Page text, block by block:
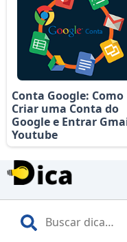
Conta Google: Como
Criar uma Conta do
Google e Entrar
Youtube